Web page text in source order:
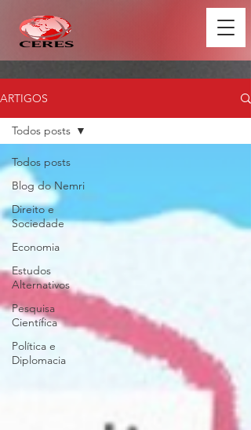
ARTIGOS
Todos posts
Blog do Nemri
Direito e
Sociedade
Economia
Estudos
Alternativos
Pesquisa
Científica
Política e
Diplomacia
Todos posts